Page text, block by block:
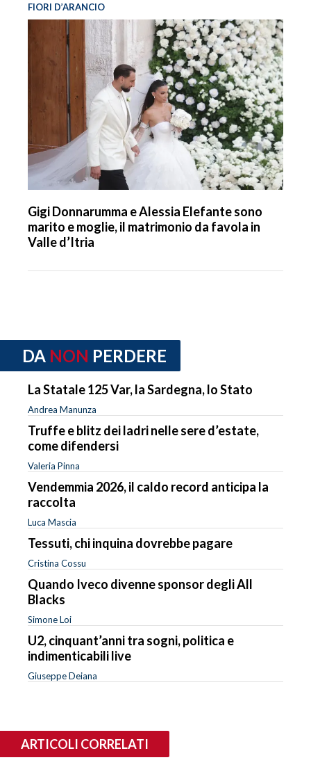
FIORI D’ARANCIO
Gigi Donnarumma e Alessia Elefante sono
marito e moglie, il matrimonio da favola in
Valle d’Itria
DA NON PERDERE
La Statale 125 Var, la Sardegna, lo Stato
Andrea Manunza
Truffe e blitz dei ladri nelle sere d’estate,
come difendersi
Valeria Pinna
Vendemmia 2026, il caldo record anticipa la
raccolta
Luca Mascia
Tessuti, chi inquina dovrebbe pagare
Cristina Cossu
Quando Iveco divenne sponsor degli All
Blacks
Simone Loi
U2, cinquant’anni tra sogni, politica e
indimenticabili live
Giuseppe Deiana
ARTICOLI CORRELATI